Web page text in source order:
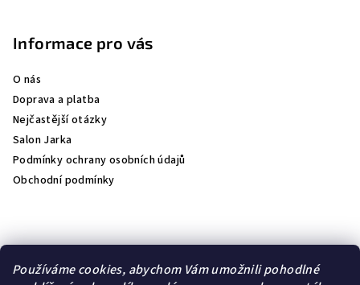
Používáme cookies, abychom Vám umožnili pohodlné
Informace pro vás
O nás
Doprava a platba
Nejčastější otázky
Salon Jarka
Podmínky ochrany osobních údajů
Obchodní podmínky